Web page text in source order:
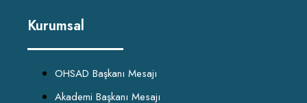
Kurumsal
OHSAD Başkanı Mesajı
Akademi Başkanı Mesajı